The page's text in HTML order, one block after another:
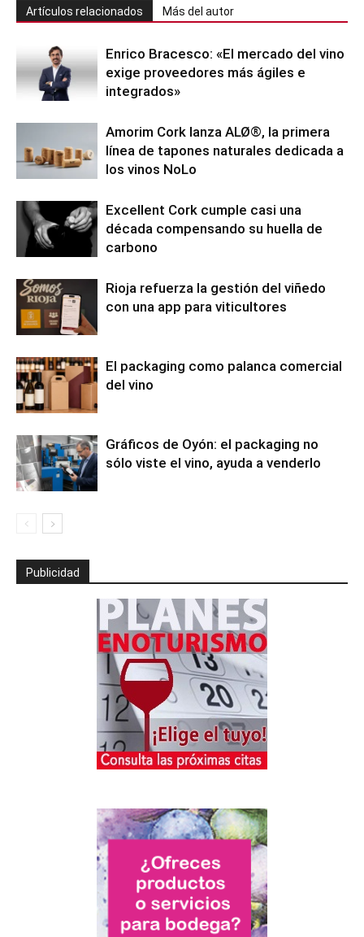
Artículos relacionados Más del autor
Enrico Bracesco: «El mercado del vino
exige proveedores más ágiles e
integrados»
Amorim Cork lanza ALØ®, la primera
línea de tapones naturales dedicada a
los vinos NoLo
Excellent Cork cumple casi una
década compensando su huella de
carbono
Rioja refuerza la gestión del viñedo
con una app para viticultores
El packaging como palanca comercial
del vino
Gráficos de Oyón: el packaging no
sólo viste el vino, ayuda a venderlo
Publicidad